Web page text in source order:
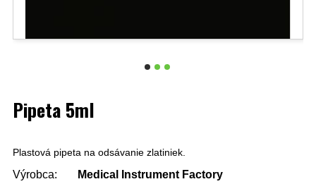
Pipeta 5ml
Plastová pipeta na odsávanie zlatiniek.
Výrobca:
Medical Instrument Factory